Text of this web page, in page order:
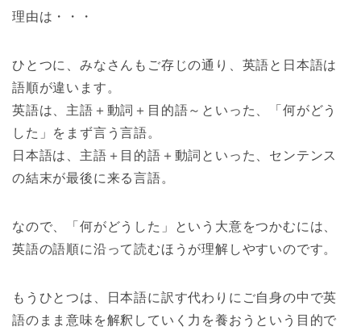
理由は・・・
ひとつに、みなさんもご存じの通り、英語と日本語は
語順が違います。
英語は、主語＋動詞＋目的語～といった、「何がどう
した」をまず言う言語。
日本語は、主語＋目的語＋動詞といった、センテンス
の結末が最後に来る言語。
なので、「何がどうした」という大意をつかむには、
英語の語順に沿って読むほうが理解しやすいのです。
もうひとつは、日本語に訳す代わりにご自身の中で英
語のまま意味を解釈していく力を養おうという目的で